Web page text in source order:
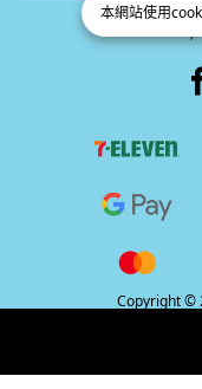
本網站使用
Copyright ©